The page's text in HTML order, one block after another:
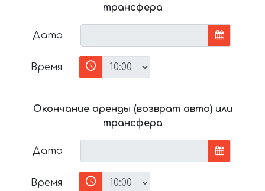
трансфера
Дата
Время
Окончание аренды (возврат авто) или
трансфера
Дата
Время